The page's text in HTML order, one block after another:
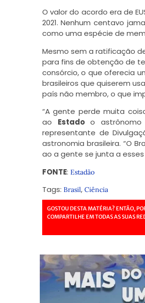
O valor do acordo era de
2021. Nenhum centavo
como uma espécie de
Mesmo sem a ratificação
para fins de obtenção de
consórcio, o que oferecia
brasileiros que quiserem
país não membro, o que
“A gente perde muita
ao Estadoo astrônomo
representante de
astronomia brasileira. “O
ao a gente se junta a
FONTE: Estadão
Tags: Brasil, Ciência
GOSTOU DESTA MATÉRIA? ENTÃO,
COMPARTILHE EM TODAS AS SUAS